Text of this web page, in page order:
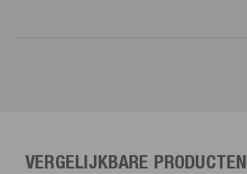
VERGELIJKBARE PRODUCTEN